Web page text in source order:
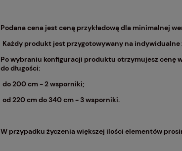
Podana cena jest ceną przykładową dla minimalnej
Każdy produkt jest przygotowywany na
Po wybraniu konfiguracji produktu otrzymujesz cenę
do długości:
do 200 cm - 2 wsporniki;
od 220 cm do 340 cm - 3 wsporniki.
W przypadku życzenia większej ilości elementów